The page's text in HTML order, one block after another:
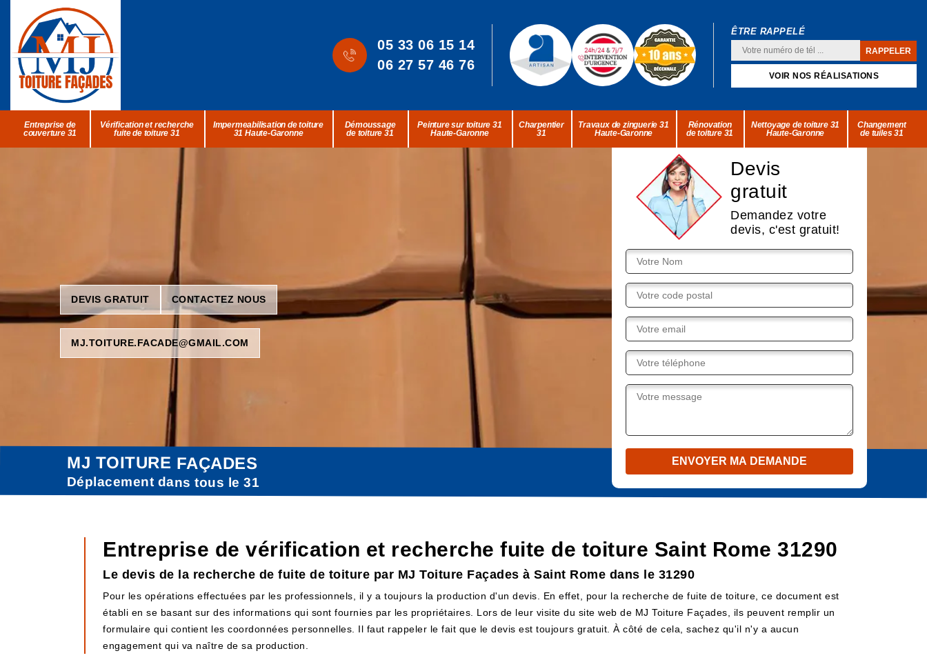
05 33 06 15 14
06 27 57 46 76
ÊTRE RAPPELÉ
VOIR NOS RÉALISATIONS
Entreprise de
couverture 31
Vérification et recherche
fuite de toiture 31
Impermeabilisation de toiture
31 Haute-Garonne
Démoussage
de toiture 31
Peinture sur toiture 31
Haute-Garonne
Charpentier
31
Travaux de zinguerie 31
Haute-Garonne
Rénovation
de toiture 31
Nettoyage de toiture 31
Haute-Garonne
Changement
de tuiles 31
DEVIS GRATUIT CONTACTEZ NOUS
MJ.TOITURE.FACADE@GMAIL.COM
Devis
gratuit
Demandez votre
devis, c'est gratuit!
MJ TOITURE FAÇADES
Déplacement dans tous le 31
Entreprise de vérification et recherche fuite de toiture Saint Rome 31290
Le devis de la recherche de fuite de toiture par MJ Toiture Façades à Saint Rome dans le 31290
Pour les opérations effectuées par les professionnels, il y a toujours la production d'un devis. En effet, pour la recherche de fuite de toiture, ce document est
établi en se basant sur des informations qui sont fournies par les propriétaires. Lors de leur visite du site web de MJ Toiture Façades, ils peuvent remplir un
formulaire qui contient les coordonnées personnelles. Il faut rappeler le fait que le devis est toujours gratuit. À côté de cela, sachez qu'il n'y a aucun
engagement qui va naître de sa production.